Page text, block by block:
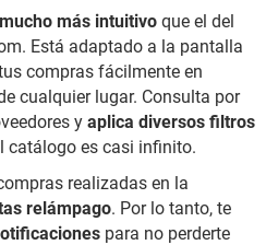
más intuitivo que el del
Está adaptado a la pantalla
compras fácilmente en
cualquier lugar. Consulta por
y aplica diversos filtros
catálogo es casi infinito.
realizadas en la
relámpago. Por lo tanto, te
para no perderte